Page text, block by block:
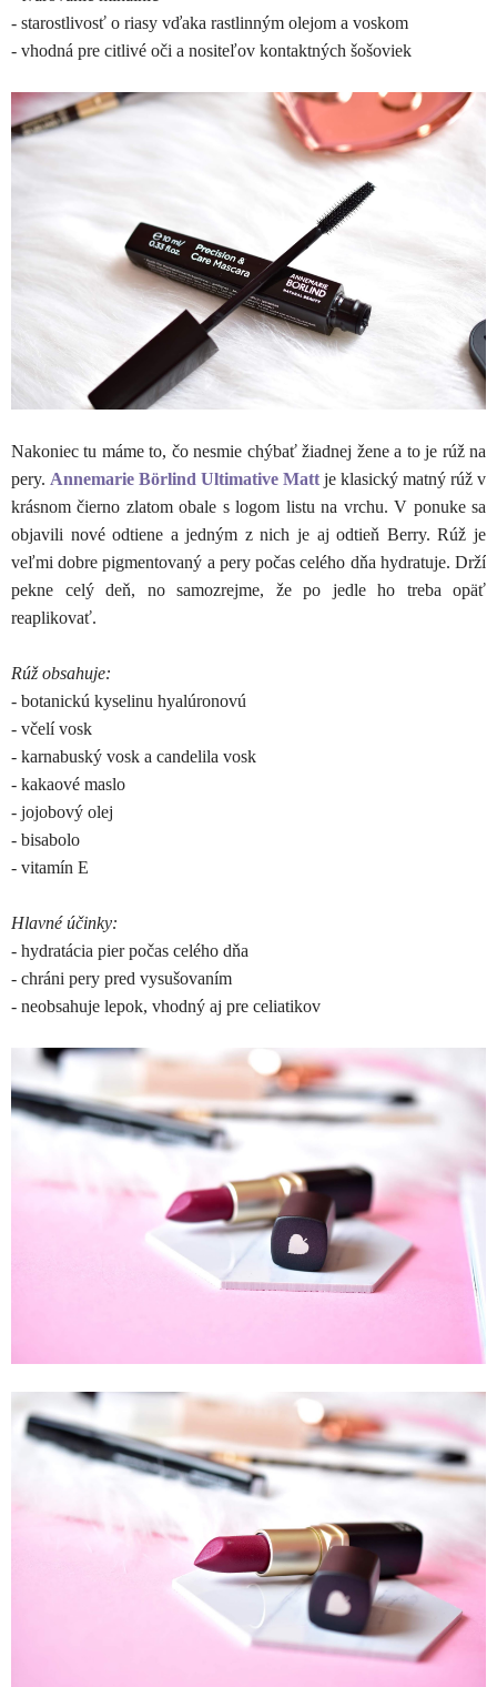
- starostlivosť o riasy vďaka rastlinným olejom a voskom
- vhodná pre citlivé oči a nositeľov kontaktných šošoviek
Nakoniec tu máme to, čo nesmie chýbať žiadnej žene a to je rúž na
pery. Annemarie Börlind Ultimative Matt je klasický matný rúž v
krásnom čierno zlatom obale s logom listu na vrchu. V ponuke sa
objavili nové odtiene a jedným z nich je aj odtieň Berry. Rúž je
veľmi dobre pigmentovaný a pery počas celého dňa hydratuje. Drží
pekne celý deň, no samozrejme, že po jedle ho treba opäť
reaplikovať.
Rúž obsahuje:
- botanickú kyselinu hyalúronovú
- včelí vosk
- karnabuský vosk a candelila vosk
- kakaové maslo
- jojobový olej
- bisabolo
- vitamín E
Hlavné účinky:
- hydratácia pier počas celého dňa
- chráni pery pred vysušovaním
- neobsahuje lepok, vhodný aj pre celiatikov